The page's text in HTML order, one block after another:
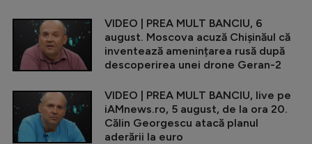
VIDEO | PREA MULT BANCIU, 6
august. Moscova acuză Chișinăul că
inventează amenințarea rusă după
descoperirea unei drone Geran-2
VIDEO | PREA MULT BANCIU, live pe
iAMnews.ro, 5 august, de la ora 20.
Călin Georgescu atacă planul
aderării la euro